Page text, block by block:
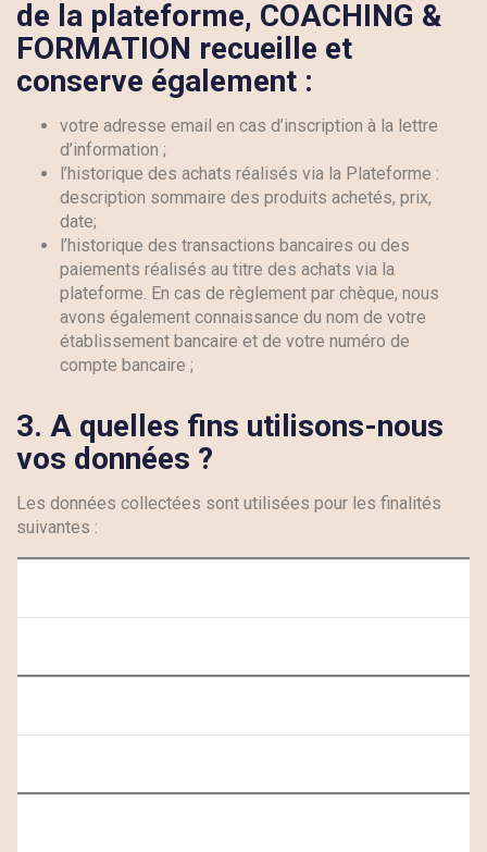
de la plateforme, COACHING &
FORMATION recueille et
conserve également :
votre adresse email en cas d’inscription à la lettre
d’information ;
l’historique des achats réalisés via la Plateforme :
description sommaire des produits achetés, prix,
date;
l’historique des transactions bancaires ou des
paiements réalisés au titre des achats via la
plateforme. En cas de règlement par chèque, nous
avons également connaissance du nom de votre
établissement bancaire et de votre numéro de
compte bancaire ;
3. A quelles fins utilisons-nous
vos données ?
Les données collectées sont utilisées pour les finalités
suivantes :